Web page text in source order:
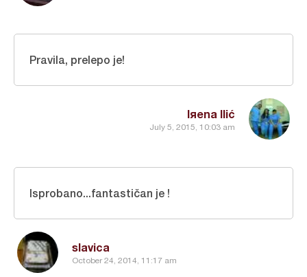
Iяena Ilić
July 5, 2015, 10:03 am
Pravila, prelepo je!
slavica
October 24, 2014, 11:17 am
Isprobano...fantastičan je !